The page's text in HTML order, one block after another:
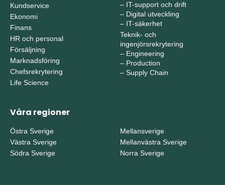
Kundservice
Ekonomi
Finans
HR och personal
Försäljning
Marknadsföring
Chefsrekrytering
Life Science
– IT-support och drift
– Digital utveckling
– IT-säkerhet
Teknik- och
ingenjörsrekrytering
– Engineering
– Production
– Supply Chain
Våra regioner
Östra Sverige
Västra Sverige
Södra Sverige
Mellansverige
Mellanvästra Sverige
Norra Sverige